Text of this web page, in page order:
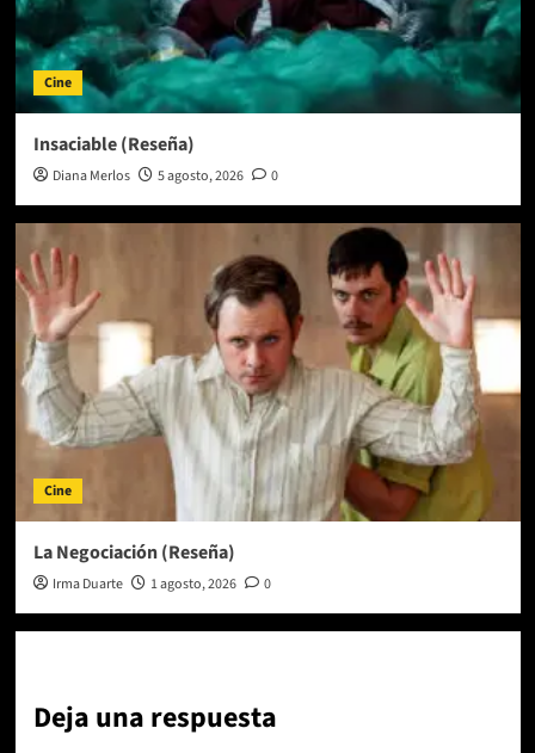
Cine
Insaciable (Reseña)
Diana Merlos 5 agosto, 2026 0
Cine
La Negociación (Reseña)
Irma Duarte 1 agosto, 2026 0
Deja una respuesta